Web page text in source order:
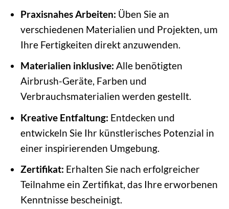
Praxisnahes Arbeiten: Üben Sie an
verschiedenen Materialien und Projekten, um
Ihre Fertigkeiten direkt anzuwenden.
Materialien inklusive: Alle benötigten
Airbrush-Geräte, Farben und
Verbrauchsmaterialien werden gestellt.
Kreative Entfaltung: Entdecken und
entwickeln Sie Ihr künstlerisches Potenzial in
einer inspirierenden Umgebung.
Zertifikat: Erhalten Sie nach erfolgreicher
Teilnahme ein Zertifikat, das Ihre erworbenen
Kenntnisse bescheinigt.